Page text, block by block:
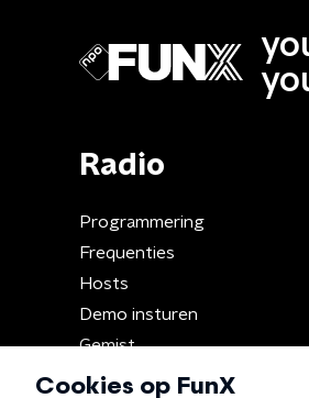
Radio
Programmering
Frequenties
Hosts
Demo insturen
Gemist